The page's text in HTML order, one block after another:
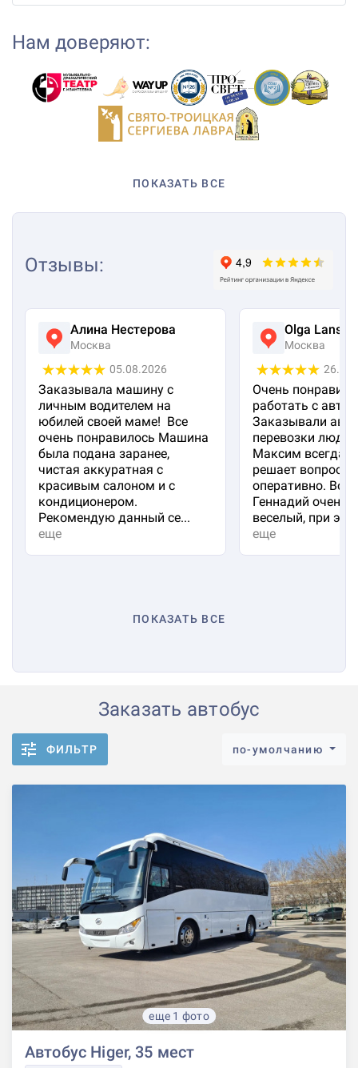
Нам доверяют:
ПОКАЗАТЬ ВСЕ
Отзывы:
Алина Нестерова
Москва
05.08.2026
Заказывала машину с
личным водителем на
юбилей своей маме! Все
очень понравилось Машина
была подана заранее,
чистая аккуратная с
красивым салоном и с
кондиционером.
Рекомендую данный се...
еще
Olga
Москва
Очень
работать с авто
Заказывали
перевозки
Максим всегда
решает вопросы
оперативно.
Геннадий очень
веселый, при эт...
еще
ПОКАЗАТЬ ВСЕ
Заказать автобус
ФИЛЬТР по-умолчанию
еще 1 фото
Автобус Higer, 35 мест